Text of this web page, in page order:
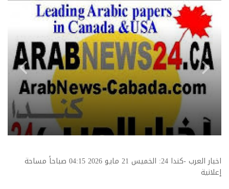
اخبار العرب -كندا 24: الخميس 21 مايو 2026 04:15 صباحاً مساحة
إعلانية